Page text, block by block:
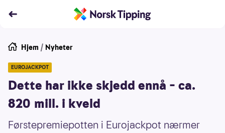
Hjem / Nyheter
EUROJACKPOT
Dette har ikke skjedd ennå – ca.
820 mill. i kveld
Førstepremiepotten i Eurojackpot nærmer